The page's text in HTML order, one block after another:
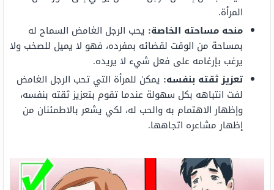
المرأة.
منحه مساحته الخاصة: يحب الرجل الغامض السماح له
بمساحة من الوقت لقضائه بمفرده، فهو لا يميل للصخب ولا
يرغب بإرغامه على فعل شيء لا يريده.
تعزيز ثقته بنفسه: يمكن للمرأة التي تحب الرجل الغامض
لفت انتباهه بكل سهولة عندما تقوم بتعزيز ثقته بنفسه،
وإظهار الاهتمام به والحب له، لكي يشعر بالاطمئنان من
إظهار مشاعره اتجاهها.